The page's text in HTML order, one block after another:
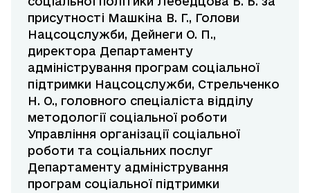
присутності Машкіна В. Г., Голови
Нацсоцслужби, Дейнеги О. П.,
директора Департаменту
адміністрування програм соціальної
підтримки Нацсоцслужби, Стрельченко
Н. О., головного спеціаліста відділу
методології соціальної роботи
Управління організації соціальної
роботи та соціальних послуг
Департаменту адміністрування
програм соціальної підтримки